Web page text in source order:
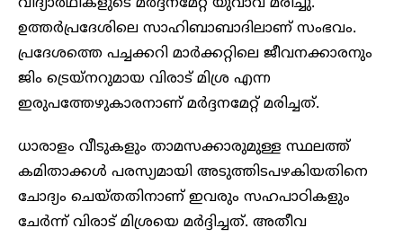
ഉത്തര്‍പ്രദേശിലെ സാഹിബാബാദിലാണ് സംഭവം.
പ്രദേശത്തെ പച്ചക്കറി മാര്‍ക്കറ്റിലെ ജീവനക്കാരനും
ജിം ട്രെയ്‌നറുമായ വിരാട് മിശ്ര എന്ന
ഇരുപത്തേഴുകാരനാണ് മർദ്ദനമേറ്റ്‌ മരിച്ചത്.
ധാരാളം വീടുകളും താമസക്കാരുമുള്ള സ്ഥലത്ത്
കമിതാക്കള്‍ പരസ്യമായി അടുത്തിടപഴകിയതിനെ
ചോദ്യം ചെയ്തതിനാണ് ഇവരും സഹപാഠികളും
ചേര്‍ന്ന് വിരാട് മിശ്രയെ മര്‍ദ്ദിച്ചത്. അതീവ